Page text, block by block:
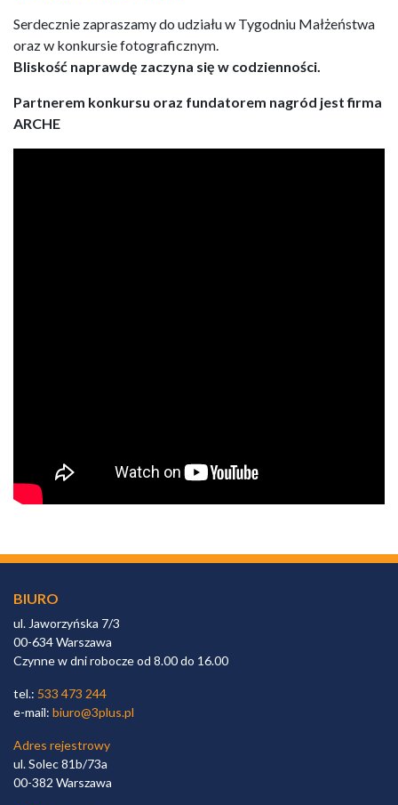
Serdecznie zapraszamy do udziału w Tygodniu Małżeństwa
oraz w konkursie fotograficznym.
Bliskość naprawdę zaczyna się w codzienności.
Partnerem konkursu oraz fundatorem nagród jest firma
ARCHE
BIURO
ul. Jaworzyńska 7/3
00-634 Warszawa
Czynne w dni robocze od 8.00 do 16.00
tel.: 533 473 244
e-mail: biuro@3plus.pl
Adres rejestrowy
ul. Solec 81b/73a
00-382 Warszawa